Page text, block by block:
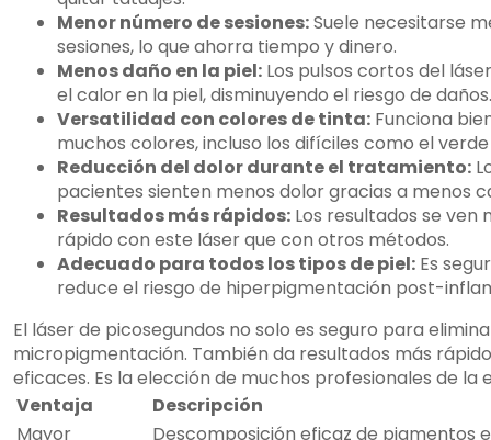
Menor número de sesiones:Suele necesitarse
sesiones, lo que ahorra tiempo y dinero.
Menos daño en la piel: Los pulsos cortos del
el calor en la piel, disminuyendo el riesgo de daños.
Versatilidad con colores de tinta: Funciona
muchos colores, incluso los difíciles como el verde
Reducción del dolor durante el tratamiento:
pacientes sienten menos dolor gracias a menos
Resultados más rápidos: Los resultados se ven
rápido con este láser que con otros métodos.
Adecuado para todos los tipos de piel: Es
reduce el riesgo de hiperpigmentación post-
El láser de picosegundos no solo es seguro para
micropigmentación. También da resultados más
eficaces. Es la elección de muchos profesionales de la
Ventaja
Descripción
Mayor
Descomposición eficaz de pigmentos